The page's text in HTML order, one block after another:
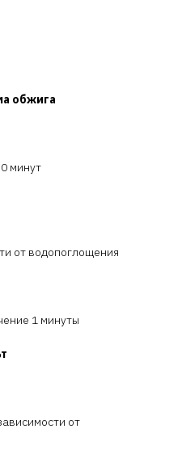
обжига
минут
от водопоглощения
1 минуты
от